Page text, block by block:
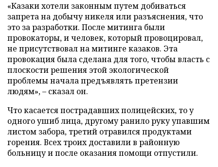
«Казаки хотели законным путем добиваться
запрета на добычу никеля или разъяснения, что
это за разработки. После митинга были
провокаторы, и человек, который провоцировал,
не присутствовал на митинге казаков. Эта
провокация была сделана для того, чтобы власть с
плоскости решения этой экологической
проблемы начала предъявлять претензии
людям», – сказал он.
Что касается пострадавших полицейских, то у
одного ушиб лица, другому ранило руку упавшим
листом забора, третий отравился продуктами
горения. Всех троих доставили в районную
больницу и после оказания помощи отпустили.